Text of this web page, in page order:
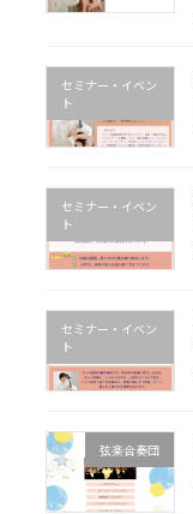
セミナー・イベン
ト
セミナー・イベン
ト
セミナー・イベン
ト
弦楽合奏団